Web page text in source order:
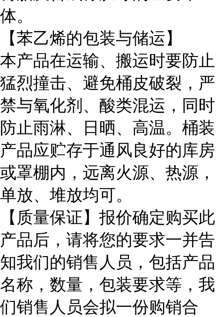
体。
【苯乙烯的包装与储运】
本产品在运输、搬运时要防止
猛烈撞击、避免桶皮破裂，严
禁与氧化剂、酸类混运，同时
防止雨淋、日晒、高温。桶装
产品应贮存于通风良好的库房
或罩棚内，远离火源、热源，
单放、堆放均可。
【质量保证】报价确定购买此
产品后，请将您的要求一并告
知我们的销售人员，包括产品
名称，数量，包装要求等，我
们销售人员会拟一份购销合